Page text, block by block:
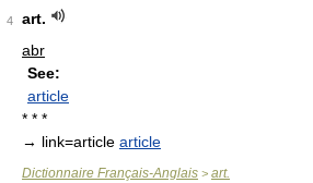
4
art.
abr
See:
article
* * *
→ link=article article
Dictionnaire Français-Anglais > art.